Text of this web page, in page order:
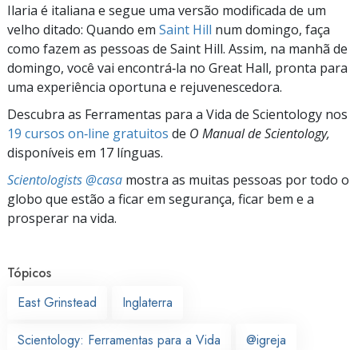
Ilaria é italiana e segue uma versão modificada de um
velho ditado: Quando em Saint Hill num domingo, faça
como fazem as pessoas de Saint Hill. Assim, na manhã de
domingo, você vai encontrá‑la no Great Hall, pronta para
uma experiência oportuna e rejuvenescedora.
Descubra as Ferramentas para a Vida de Scientology nos
19 cursos on‑line gratuitos de O Manual de Scientology,
disponíveis em 17 línguas.
Scientologists @casa mostra as muitas pessoas por todo o
globo que estão a ficar em segurança, ficar bem e a
prosperar na vida.
Tópicos
East Grinstead
Inglaterra
Scientology: Ferramentas para a Vida @igreja